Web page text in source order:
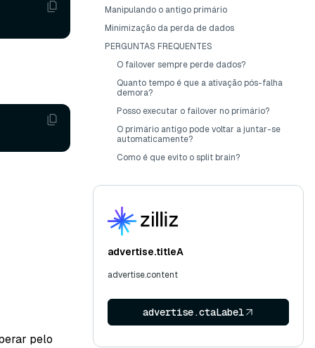
pelo
Manipulando o antigo primário
Minimização da perda de dados
PERGUNTAS FREQUENTES
O failover sempre perde dados?
Quanto tempo é que a ativação pós-falha
demora?
Posso executar o failover no primário?
O primário antigo pode voltar a juntar-se
automaticamente?
Como é que evito o split brain?
advertise.titleA
advertise.content
advertise.ctaLabel